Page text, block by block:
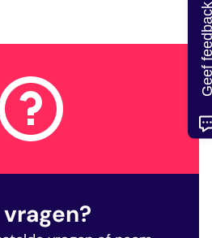
Geef